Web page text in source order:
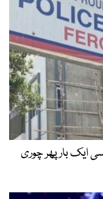
ایک بار پھر چوری